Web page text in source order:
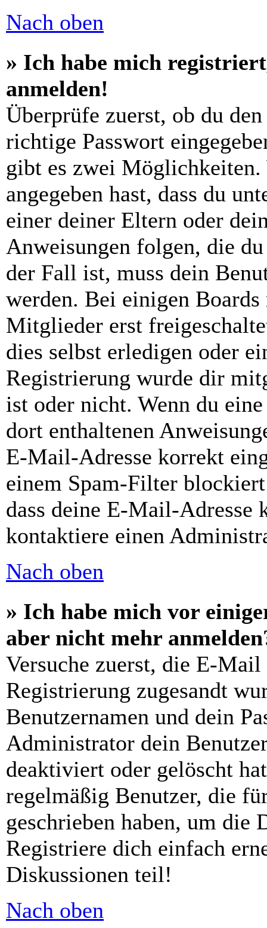
Nach oben
» Ich habe mich
anmelden!
Überprüfe zuerst, ob du
richtige Passwort
gibt es zwei
angegeben hast, dass du
einer deiner Eltern oder
Anweisungen folgen, die
der Fall ist, muss dein
werden. Bei einigen Boards
Mitglieder erst
dies selbst erledigen oder
Registrierung wurde dir
ist oder nicht. Wenn du
dort enthaltenen
E-Mail-Adresse korrekt
einem Spam-Filter
dass deine E-Mail-Adresse
kontaktiere einen
Nach oben
» Ich habe mich vor
aber nicht mehr
Versuche zuerst, die E-
Registrierung zugesandt
Benutzernamen und dein
Administrator dein
deaktiviert oder gelöscht
regelmäßig Benutzer, die
geschrieben haben, um die
Registriere dich einfach
Diskussionen teil!
Nach oben